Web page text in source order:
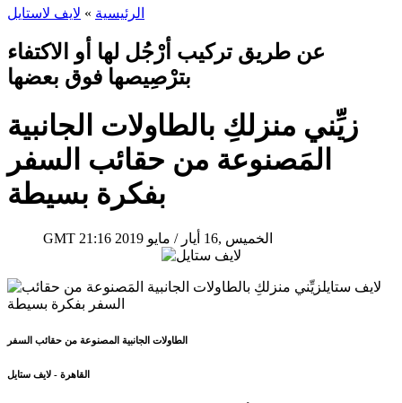
الرئيسية » لايف لاستايل
عن طريق تركيب أرْجُل لها أو الاكتفاء
بترْصِيصها فوق بعضها
زيِّني منزلكِ بالطاولات الجانبية
المَصنوعة من حقائب السفر
بفكرة بسيطة
GMT 21:16 2019 الخميس ,16 أيار / مايو
الطاولات الجانبية المصنوعة من حقائب السفر
القاهرة - لايف ستايل